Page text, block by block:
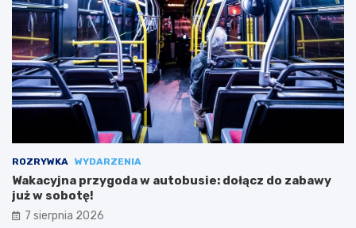
ROZRYWKA WYDARZENIA
Wakacyjna przygoda w autobusie: dołącz do zabawy
już w sobotę!
7 sierpnia 2026